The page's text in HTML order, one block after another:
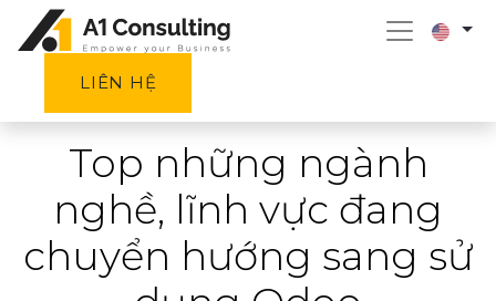
LIÊN HỆ
Top những ngành
nghề, lĩnh vực đang
chuyển hướng sang sử